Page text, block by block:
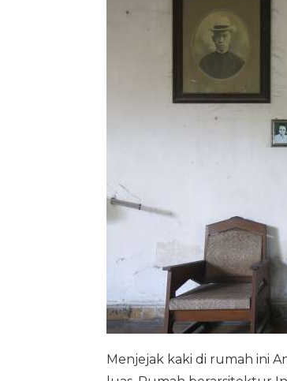
Menjejak kaki di rumah ini